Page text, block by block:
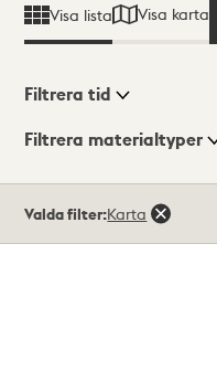
Visa lista Visa karta
Visningsläge
Filtrera tid
Filtrera materialtyper
träffar
Valda filter:Karta